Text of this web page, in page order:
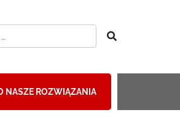
NASZE ROZWIĄZANIA